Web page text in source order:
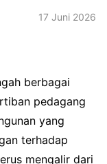
17 Juni 2026
berbagai
pedagang
yang
terhadap
mengalir dari